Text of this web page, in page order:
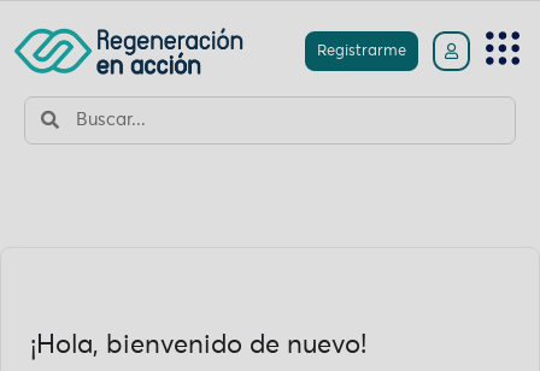
Registrarme
¡Hola, bienvenido de nuevo!